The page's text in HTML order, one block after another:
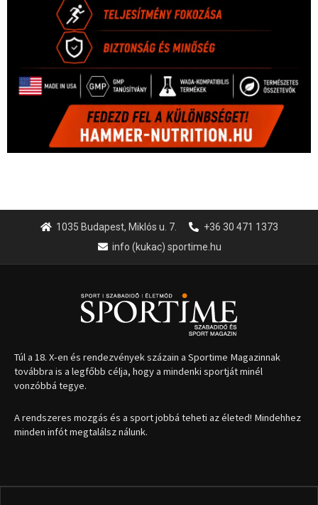
1035 Budapest, Miklós u. 7.
+36 30 471 1373
info (kukac) sportime.hu
Túl a 18. X-en és rendezvények százain a Sportime Magazinnak
továbbra is a legfőbb célja, hogy a mindenki sportját minél
vonzóbbá tegye.
A rendszeres mozgás és a sport jobbá teheti az életed! Mindehhez
minden infót megtalálsz nálunk.